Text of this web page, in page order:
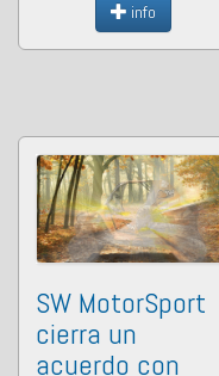
info
SW MotorSport
cierra un
acuerdo con